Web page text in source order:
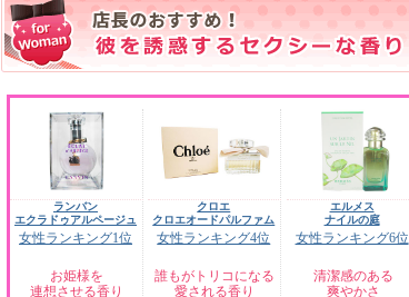
ランバン
エクラドゥアルページュ
女性ランキング1位
お姫様を
連想させる香り
クロエ
クロエオードパルファム
女性ランキング4位
誰もがトリコになる
愛される香り
エルメス
ナイルの庭
女性ランキング6位
清潔感のある
爽やかさ